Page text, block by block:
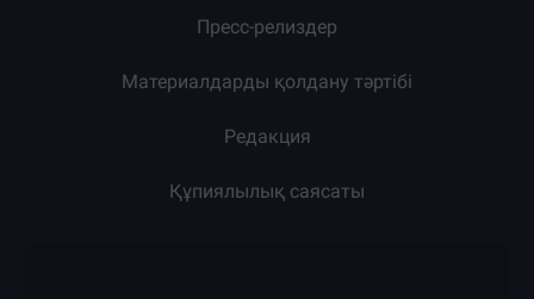
Пресс-релиздер
Материалдарды қолдану тәртібі
Редакция
Құпиялылық саясаты